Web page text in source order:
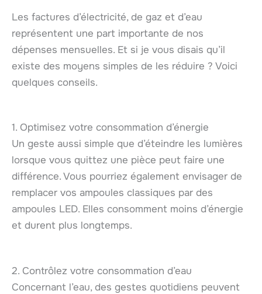
Les factures d’électricité, de gaz et d’eau
représentent une part importante de nos
dépenses mensuelles. Et si je vous disais qu’il
existe des moyens simples de les réduire ? Voici
quelques conseils.
1. Optimisez votre consommation d’énergie
Un geste aussi simple que d’éteindre les lumières
lorsque vous quittez une pièce peut faire une
différence. Vous pourriez également envisager de
remplacer vos ampoules classiques par des
ampoules LED. Elles consomment moins d’énergie
et durent plus longtemps.
2. Contrôlez votre consommation d’eau
Concernant l’eau, des gestes quotidiens peuvent